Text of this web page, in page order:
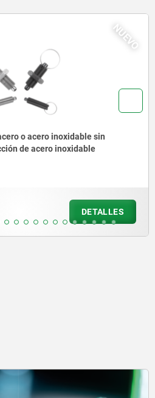
de acero o acero inoxidable, versión
roscado
DETALLES